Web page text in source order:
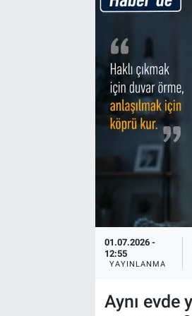
01.07.2026 -
12:55
YAYINLANMA
Aynı evde